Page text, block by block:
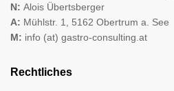
N: Alois Übertsberger
A: Mühlstr. 1, 5162 Obertrum a. See
M: info (at) gastro-consulting.at
Rechtliches